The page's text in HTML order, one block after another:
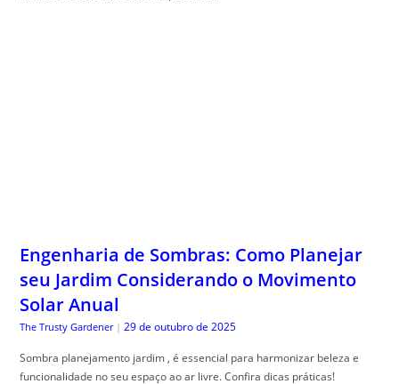
Engenharia de Sombras: Como Planejar
seu Jardim Considerando o Movimento
Solar Anual
The Trusty Gardener | 29 de outubro de 2025
Sombra planejamento jardim , é essencial para harmonizar beleza e
funcionalidade no seu espaço ao ar livre. Confira dicas práticas!